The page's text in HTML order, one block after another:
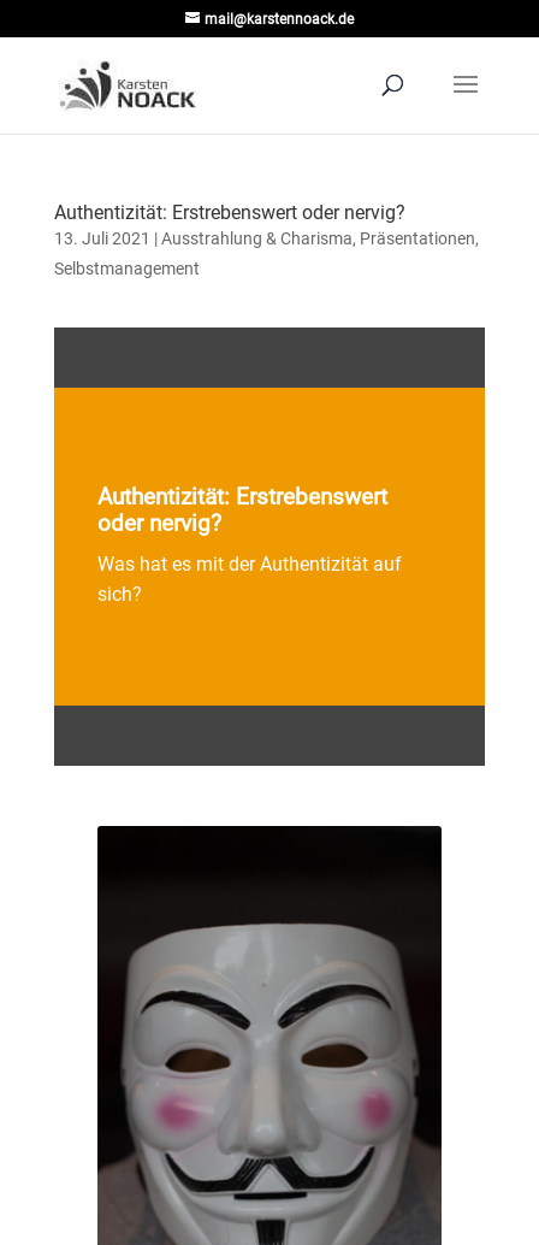
mail@karstennoack.de
Authentizität: Erstrebenswert oder nervig?
13. Juli 2021 |Ausstrahlung & Charisma, Präsentationen,
Selbstmanagement
Authentizität: Erstrebenswert
oder nervig?
Was hat es mit der Authentizität auf
sich?